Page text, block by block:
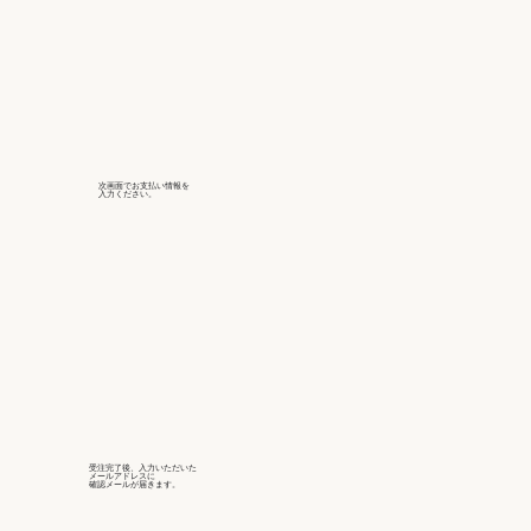
次画面でお支払い情報を
入力ください。
受注完了後、入力いただいた
メールアドレスに
確認メールが届きます。